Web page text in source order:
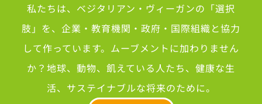
私たちは、ベジタリアン・ヴィーガンの「選択
肢」を、企業・教育機関・政府・国際組織と協力
して作っています。ムーブメントに加わりません
か？地球、動物、飢えている人たち、健康な生
活、サステイナブルな将来のために。